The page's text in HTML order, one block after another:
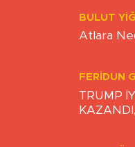
BULUT
Atlara
FERIDUN
TRUMP